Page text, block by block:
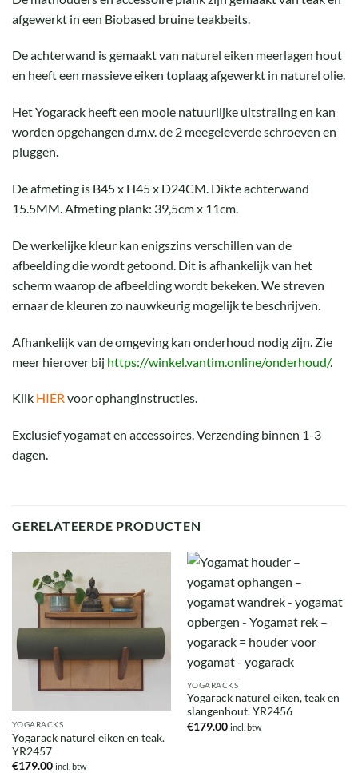
afgewerkt in een Biobased bruine teakbeits.
De achterwand is gemaakt van naturel eiken meerlagen hout
en heeft een massieve eiken toplaag afgewerkt in naturel olie.
Het Yogarack heeft een mooie natuurlijke uitstraling en kan
worden opgehangen d.m.v. de 2 meegeleverde schroeven en
pluggen.
De afmeting is B45 x H45 x D24CM. Dikte achterwand
15.5MM. Afmeting plank: 39,5cm x 11cm.
De werkelijke kleur kan enigszins verschillen van de
afbeelding die wordt getoond. Dit is afhankelijk van het
scherm waarop de afbeelding wordt bekeken. We streven
ernaar de kleuren zo nauwkeurig mogelijk te beschrijven.
Afhankelijk van de omgeving kan onderhoud nodig zijn. Zie
meer hierover bij https://winkel.vantim.online/onderhoud/.
Klik HIER voor ophanginstructies.
Exclusief yogamat en accessoires. Verzending binnen 1-3
dagen.
GERELATEERDE PRODUCTEN
YOGARACKS
Yogarack naturel eiken en teak.
YR2457
€179.00 incl. btw
YOGARACKS
Yogarack naturel eiken, teak en
slangenhout. YR2456
€179.00 incl. btw